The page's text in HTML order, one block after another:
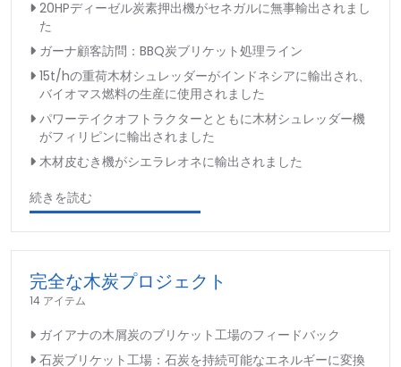
20HPディーゼル炭素押出機がセネガルに無事輸出されまし
た
ガーナ顧客訪問：BBQ炭ブリケット処理ライン
15t/hの重荷木材シュレッダーがインドネシアに輸出され、
バイオマス燃料の生産に使用されました
パワーテイクオフトラクターとともに木材シュレッダー機
がフィリピンに輸出されました
木材皮むき機がシエラレオネに輸出されました
続きを読む
完全な木炭プロジェクト
14 アイテム
ガイアナの木屑炭のブリケット工場のフィードバック
石炭ブリケット工場：石炭を持続可能なエネルギーに変換